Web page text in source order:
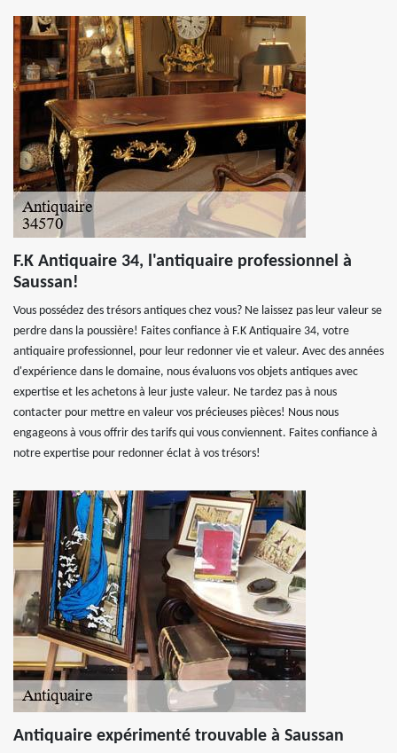
F.K Antiquaire 34, l'antiquaire professionnel à
Saussan!
Vous possédez des trésors antiques chez vous? Ne laissez pas leur valeur se
perdre dans la poussière! Faites confiance à F.K Antiquaire 34, votre
antiquaire professionnel, pour leur redonner vie et valeur. Avec des années
d'expérience dans le domaine, nous évaluons vos objets antiques avec
expertise et les achetons à leur juste valeur. Ne tardez pas à nous
contacter pour mettre en valeur vos précieuses pièces! Nous nous
engageons à vous offrir des tarifs qui vous conviennent. Faites confiance à
notre expertise pour redonner éclat à vos trésors!
Antiquaire expérimenté trouvable à Saussan